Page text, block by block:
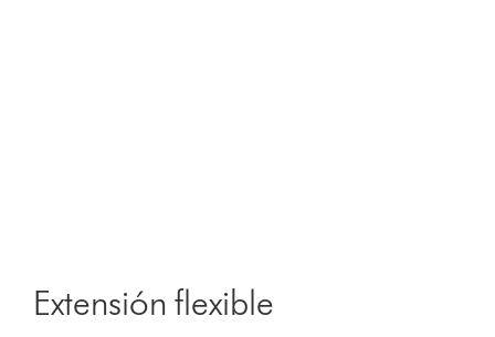
Extensión flexible